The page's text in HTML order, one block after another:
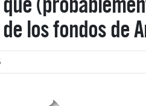
los fondos de